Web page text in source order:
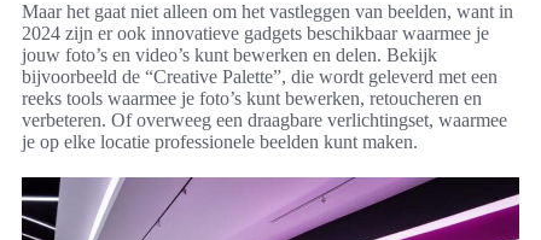
Maar het gaat niet alleen om het vastleggen van beelden, want in
2024 zijn er ook innovatieve gadgets beschikbaar waarmee je
jouw foto’s en video’s kunt bewerken en delen. Bekijk
bijvoorbeeld de “Creative Palette”, die wordt geleverd met een
reeks tools waarmee je foto’s kunt bewerken, retoucheren en
verbeteren. Of overweeg een draagbare verlichtingset, waarmee
je op elke locatie professionele beelden kunt maken.